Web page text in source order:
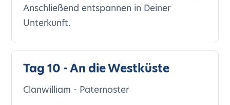
Anschließend entspannen in Deiner
Unterkunft.
Tag 10 - An die Westküste
Clanwilliam - Paternoster